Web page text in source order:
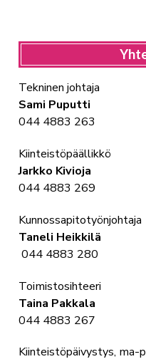
Tekninen johtaja
Sami Puputti
044 4883 263
Kiinteistöpäällikkö
Jarkko Kivioja
044 4883 269
Kunnossapitotyönjohtaja
Taneli Heikkilä
044 4883 280
Toimistosihteeri
Taina Pakkala
044 4883 267
Kiinteistöpäivystys, ma-